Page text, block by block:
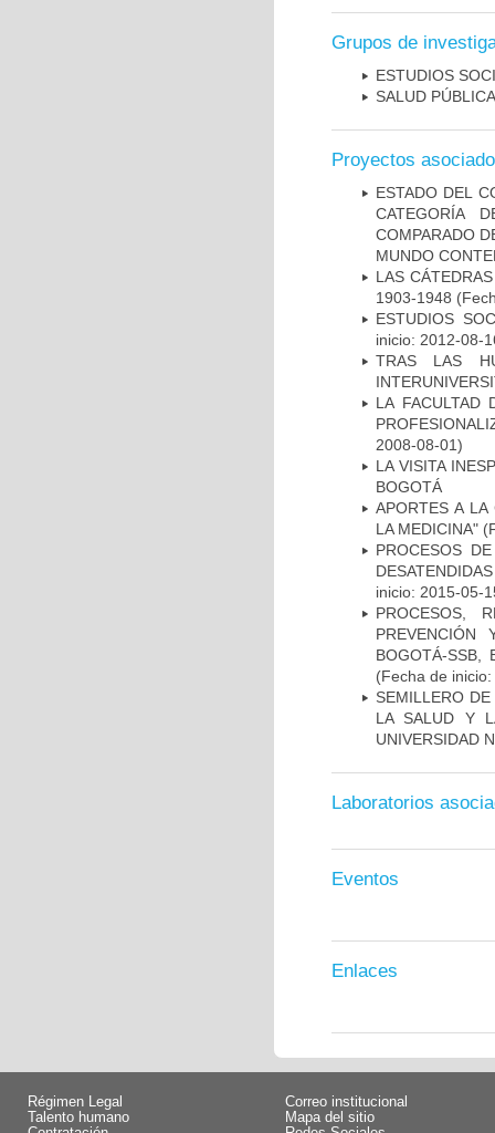
Grupos de
ESTUDIOS
SALUD PÚBLICA
Proyectos
ESTADO DEL
CATEGORÍA
COMPARADO
MUNDO
LAS
1903-1948
ESTUDIOS
inicio: 2012-08-
TRAS LAS
LA FACULTAD
2008-08-01)
LA VISITA
BOGOTÁ
APORTES A LA
LA MEDICINA"
PROCESOS
inicio: 2015-05-
PROCESOS,
BOGOTÁ-SSB,
(Fecha de
SEMILLERO
LA SALUD Y
UNIVERSIDAD
Laboratorios
Eventos
Enlaces
Régimen Legal
Talento humano
Correo institucional
Mapa del sitio